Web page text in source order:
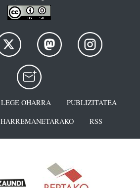
LEGE OHARRA
PUBLIZITATEA
HARREMANETARAKO RSS